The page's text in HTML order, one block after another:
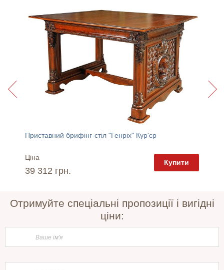
Приставний брифінг-стіл "Генріх" Кур'єр
Ціна
39 312 грн.
Купити
Отримуйте спеціальні пропозиції і вигідні
ціни: